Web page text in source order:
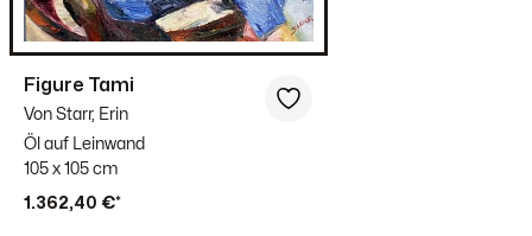
Figure Tami
Von Starr, Erin
Öl auf Leinwand
105 x 105 cm
1.362,40 €*